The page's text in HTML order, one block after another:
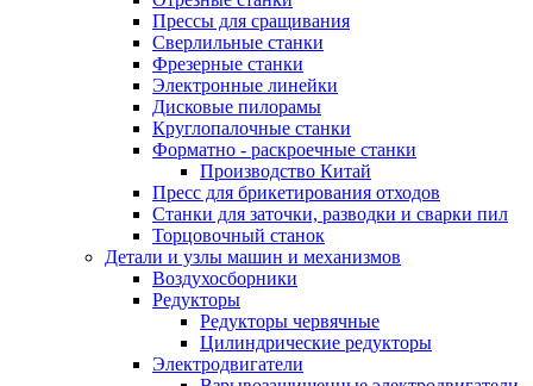
Прессы для сращивания
Сверлильные станки
Фрезерные станки
Электронные линейки
Дисковые пилорамы
Круглопалочные станки
Форматно - раскроечные станки
Производство Китай
Пресс для брикетирования отходов
Станки для заточки, разводки и сварки пил
Торцовочный станок
Детали и узлы машин и механизмов
Воздухосборники
Редукторы
Редукторы червячные
Цилиндрические редукторы
Электродвигатели